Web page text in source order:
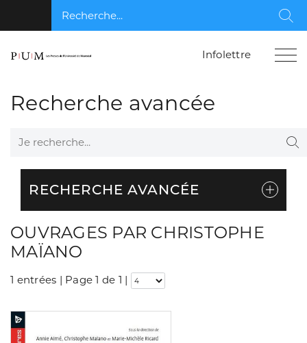
Recherche...
Infolettre
Recherche avancée
Je recherche...
RECHERCHE AVANCÉE
OUVRAGES PAR CHRISTOPHE
MAÏANO
1 entrées | Page 1 de 1 |